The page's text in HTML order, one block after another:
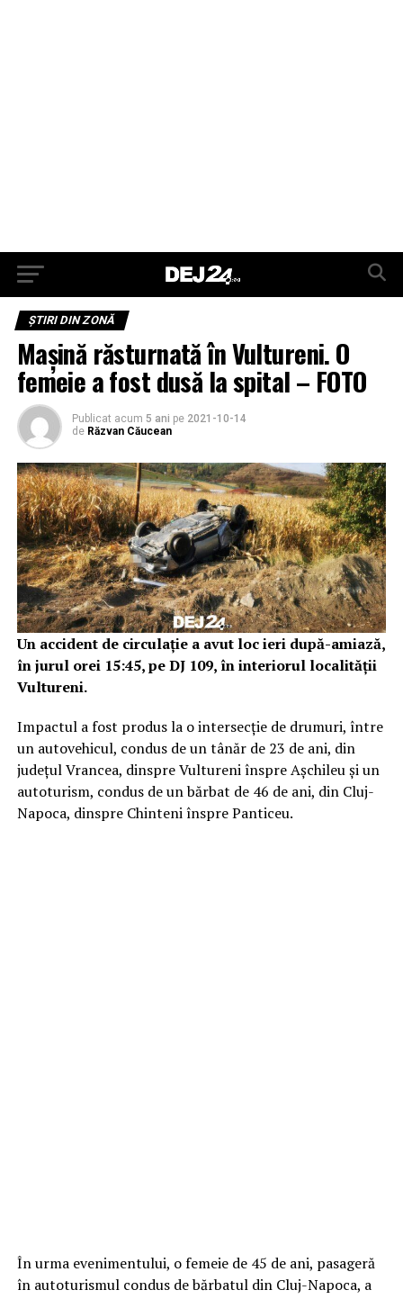
ŞTIRI DIN ZONĂ
Mașină răsturnată în Vultureni. O
femeie a fost dusă la spital – FOTO
Publicat acum 5 ani pe 2021-10-14
de Răzvan Căucean
Un accident de circulație a avut loc ieri după-amiază,
în jurul orei 15:45, pe DJ 109, în interiorul localității
Vultureni.
Impactul a fost produs la o intersecție de drumuri, între
un autovehicul, condus de un tânăr de 23 de ani, din
județul Vrancea, dinspre Vultureni înspre Așchileu și un
autoturism, condus de un bărbat de 46 de ani, din Cluj-
Napoca, dinspre Chinteni înspre Panticeu.
În urma evenimentului, o femeie de 45 de ani, pasageră
în autoturismul condus de bărbatul din Cluj-Napoca, a